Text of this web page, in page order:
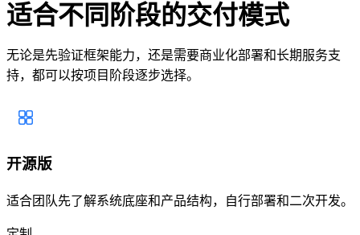
适合不同阶段的交付模式
无论是先验证框架能力，还是需要商业化部署和长期服务支
持，都可以按项目阶段逐步选择。
开源版
适合团队先了解系统底座和产品结构，自行部署和二次开发。